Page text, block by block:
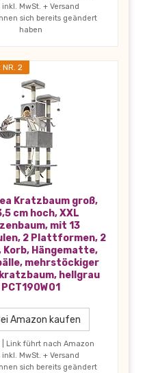
inkl. MwSt. + Versand
sich bereits geändert
haben
NR. 2
Kratzbaum groß,
cm hoch, XXL
mit 13
2 Plattformen, 2
Korb, Hängematte,
mehrstöckiger
hellgrau
PCT190W01
Amazon kaufen
| Link führt nach Amazon
inkl. MwSt. + Versand
sich bereits geändert